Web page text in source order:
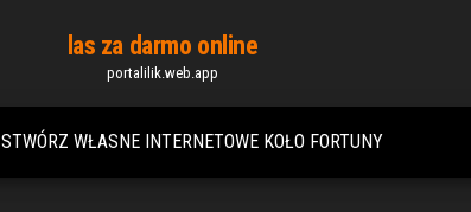
las za darmo online
portalilik.web.app
STWÓRZ WŁASNE INTERNETOWE KOŁO FORTUNY